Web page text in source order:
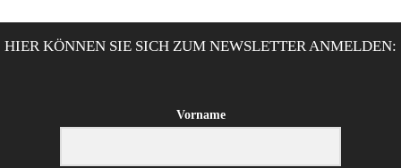
HIER KÖNNEN SIE SICH ZUM NEWSLETTER ANMELDEN:
Vorname